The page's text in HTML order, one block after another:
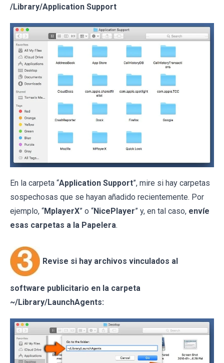
/Library/Application Support
En la carpeta “Application Support”, mire si hay carpetas
sospechosas que se hayan añadido recientemente. Por
ejemplo, “MplayerX” o “NicePlayer” y, en tal caso, envíe
esas carpetas a la Papelera.
Revise si hay archivos vinculados al
software publicitario en la carpeta
~/Library/LaunchAgents: